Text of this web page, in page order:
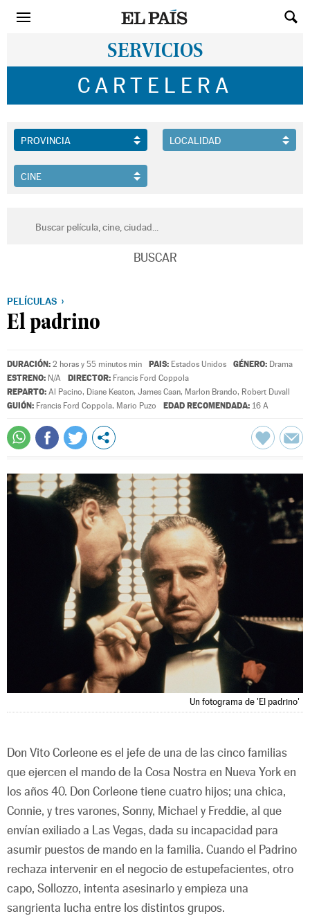
SERVICIOS
CARTELERA
PELÍCULAS
El padrino
DURACIÓN: 2 horas y 55 minutos min PAIS: Estados Unidos GÉNERO: Drama
ESTRENO: N/A DIRECTOR: Francis Ford Coppola
REPARTO: Al Pacino, Diane Keaton, James Caan, Marlon Brando, Robert Duvall
GUIÓN: Francis Ford Coppola, Mario Puzo EDAD RECOMENDADA: 16 A
Un fotograma de 'El padrino'
Don Vito Corleone es el jefe de una de las cinco familias
que ejercen el mando de la Cosa Nostra en Nueva York en
los años 40. Don Corleone tiene cuatro hijos; una chica,
Connie, y tres varones, Sonny, Michael y Freddie, al que
envían exiliado a Las Vegas, dada su incapacidad para
asumir puestos de mando en la familia. Cuando el Padrino
rechaza intervenir en el negocio de estupefacientes, otro
capo, Sollozzo, intenta asesinarlo y empieza una
sangrienta lucha entre los distintos grupos.